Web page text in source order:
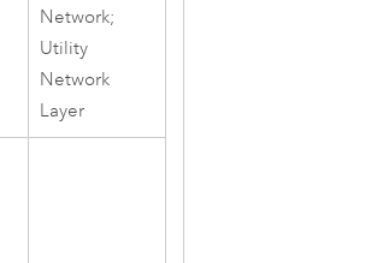
Network;
Utility
Network
Layer